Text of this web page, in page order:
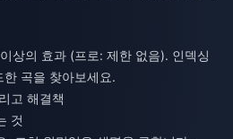
상의 효과 (프로: 제한 없음). 인덱싱
곡을 찾아보세요.
고 해결책
것